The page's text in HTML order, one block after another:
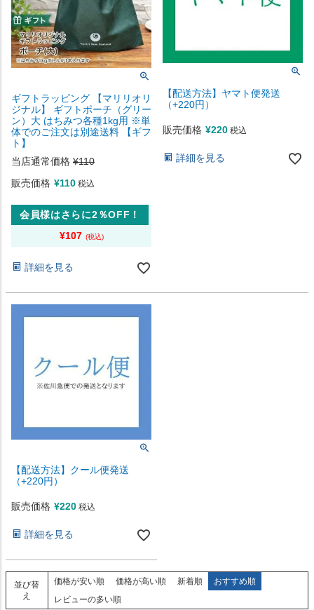
ギフトラッピング 【マリリオリ
ジナル】 ギフトポーチ（グリー
ン）大 はちみつ各種1kg用 ※単
体でのご注文は別途送料 【ギフ
ト】
当店通常価格 ¥110
販売価格 ¥110 税込
会員様はさらに2％OFF！
¥107
詳細を見る
【配送方法】ヤマト便発送
（+220円）
販売価格 ¥220 税込
詳細を見る
【配送方法】クール便発送
（+220円）
販売価格 ¥220 税込
詳細を見る
並び替
え
価格が安い順 価格が高い順 新着順
おすすめ順
レビューの多い順